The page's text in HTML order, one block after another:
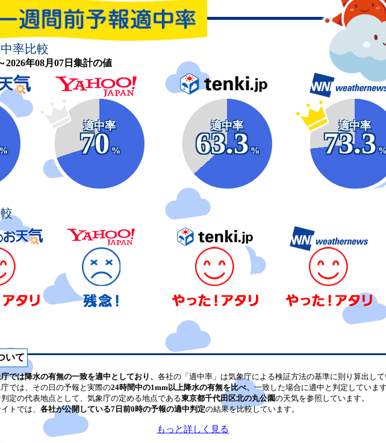
率比較
2026年08月07日集計の値
適中率
70
%
適中率
63.3
%
適中率
73.3
いて
では降水の有無の一致を適中としており、 各社の「適中率」は気象庁による検証方法の基準に則り算出して
では、その日の予報と実際の24時間中の1mm以上降水の有無を比べ、 一致した場合に適中と判定しています
定の代表地点として、気象庁の定める地点である東京都千代田区北の丸公園の天気を参照しています。
トでは、 各社が公開している7日前0時の予報の適中判定の結果を比較しています。
もっと詳しく見る